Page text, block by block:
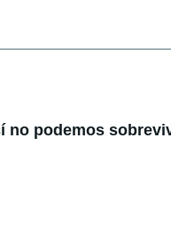
no podemos